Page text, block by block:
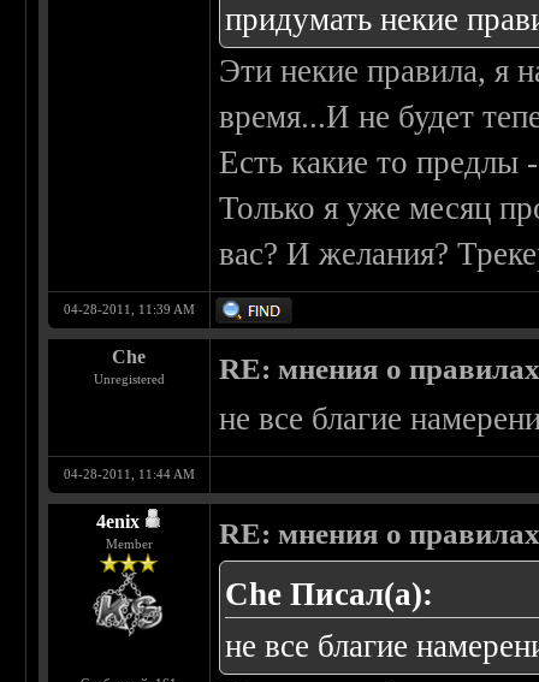
придумать некие
Эти некие правила, я
время...И не будет
Есть какие то предлы
Только я уже месяц
вас? И желания?
04-28-2011, 11:39 AM
Che
Unregistered RE: мнения о
не все благие
04-28-2011, 11:44 AM
4enix
Member RE: мнения о
Che Писал(а):
не все благие